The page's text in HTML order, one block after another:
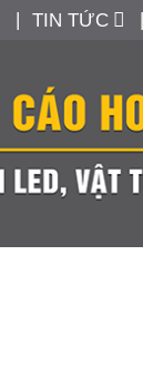
TIN TỨC